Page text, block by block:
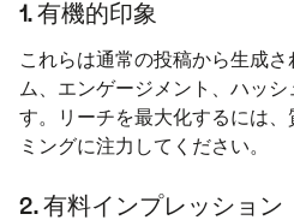
1. 有機的印象
これらは通常の投稿から生成
ム、エンゲージメント、ハッ
す。リーチを最大化するには
ミングに注力してください。
2. 有料インプレッション